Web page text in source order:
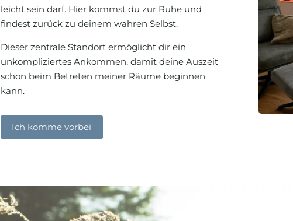
leicht sein darf. Hier kommst du zur Ruhe und
findest zurück zu deinem wahren Selbst.
Dieser zentrale Standort ermöglicht dir ein
unkompliziertes Ankommen, damit deine Auszeit
schon beim Betreten meiner Räume beginnen
kann.
Ich komme vorbei